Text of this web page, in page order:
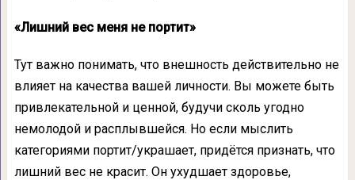
«Лишний вес меня не портит»
Тут важно понимать, что внешность действительно не
влияет на качества вашей личности. Вы можете быть
привлекательной и ценной, будучи сколь угодно
немолодой и расплывшейся. Но если мыслить
категориями портит/украшает, придётся признать, что
лишний вес не красит. Он ухудшает здоровье,